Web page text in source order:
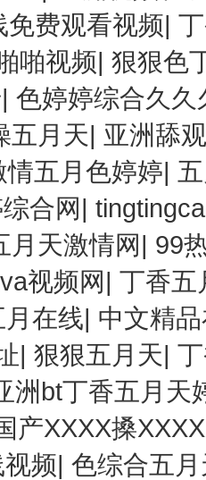
免费观看视频|
啪视频|狠狠色
| 色婷婷综合久久
五月天| 亚洲舔
情五月色婷婷|
合网|
月天激情网| 99
视频网| 丁香五
月在线| 中文精
|狠狠五月天|
洲bt丁香五月天
产XXXX搡
频| 色综合五